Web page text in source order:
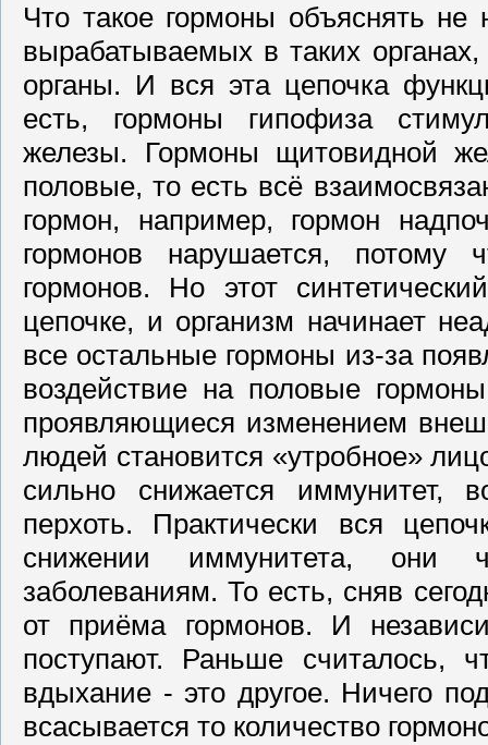
Что такое гормоны объяснять
вырабатываемых в таких
органы. И вся эта цепочка
есть, гормоны гипофиза
железы. Гормоны щитовидной
половые, то есть всё
гормон, например, гормон
гормонов нарушается, потому
гормонов. Но этот
цепочке, и организм начинает
все остальные гормоны из-за
воздействие на половые
проявляющиеся изменением
людей становится «утробное»
сильно снижается иммунитет,
перхоть. Практически вся
снижении иммунитета, они
заболеваниям. То есть, сняв
от приёма гормонов. И
поступают. Раньше считалось,
вдыхание - это другое. Ничего
всасывается то количество